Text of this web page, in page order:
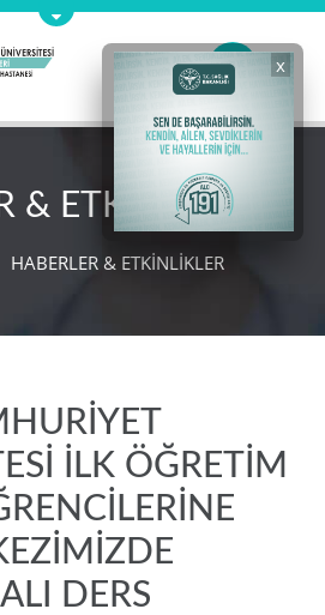
x
& ETKİNLİKLER
HABERLER & ETKİNLİKLER
İLK ÖĞRETİM
DERS